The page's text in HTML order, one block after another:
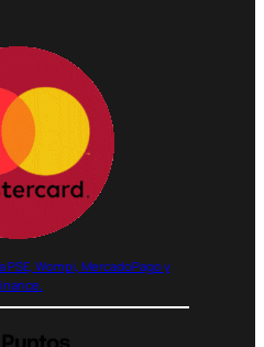
PSE, Wompi, MercadoPago y